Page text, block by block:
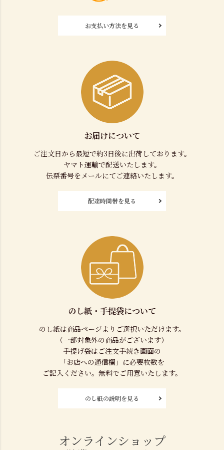
お支払い方法を見る
お届けについて
ご注文日から最短で約3日後に出荷しております。
ヤマト運輸で配送いたします。
伝票番号をメールにてご連絡いたします。
配達時間帯を見る
のし紙・手提袋について
のし紙は商品ページよりご選択いただけます。
（一部対象外の商品がございます）
手提げ袋はご注文手続き画面の
「お店への通信欄」に必要枚数を
ご記入ください。無料でご用意いたします。
のし紙の説明を見る
オンラインショップ